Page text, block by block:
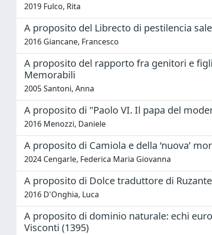
2019 Fulco, Rita
A proposito del Librecto di pestilencia
2016 Giancane, Francesco
A proposito del rapporto fra genitori e
Memorabili
2005 Santoni, Anna
A proposito di "Paolo VI. Il papa del
2016 Menozzi, Daniele
A proposito di Camiola e della ‘nuova’
2024 Cengarle, Federica Maria Giovanna
A proposito di Dolce traduttore di
2016 D'Onghia, Luca
A proposito di dominio naturale: echi
Visconti (1395)